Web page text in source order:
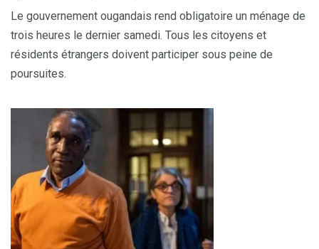
Le gouvernement ougandais rend obligatoire un ménage de
trois heures le dernier samedi. Tous les citoyens et
résidents étrangers doivent participer sous peine de
poursuites.